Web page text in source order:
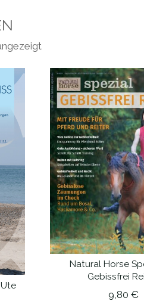
Nach
sortiert
IN DEN
Natural Horse
Gebissfrei
9,80 €